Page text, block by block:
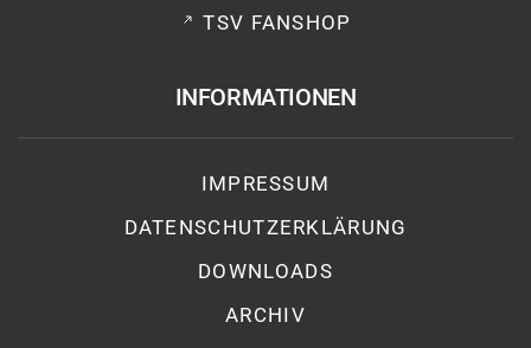
TSV FANSHOP
INFORMATIONEN
IMPRESSUM
DATENSCHUTZ­ERKLÄRUNG
DOWNLOADS
ARCHIV